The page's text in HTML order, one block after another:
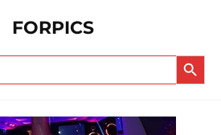
FORPICS
Search Button